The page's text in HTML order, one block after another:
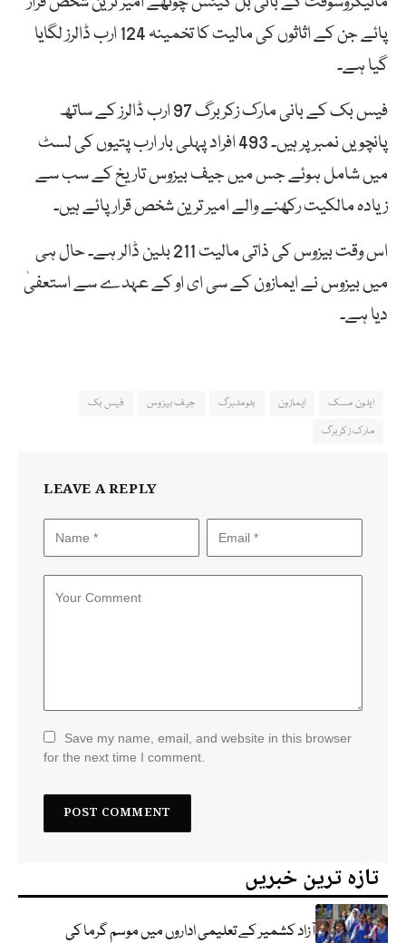
پائے جن کے اثاثوں کی مالیت کا تخمینہ 124 ارب ڈالرز لگایا
گیا ہے۔
فیس بک کے بانی مارک زکربرگ 97 ارب ڈالرز کے ساتھ
پانچویں نمبر پر ہیں۔ 493 افراد پہلی بار ارب پتیوں کی لسٹ
میں شامل ہوئے جس میں جیف بیزوس تاریخ کے سب سے
زیادہ مالکیت رکھنے والے امیر ترین شخص قرار پائے ہیں۔
اس وقت بیزوس کی ذاتی مالیت 211 بلین ڈالر ہے۔ حال ہی
میں بیزوس نے ایمازون کے سی ای او کے عہدے سے استعفیٰ
دیا ہے۔
ایلون مسک ایمازون بلوملبرگ جیف بیزوس
فیس بک
مارک زکربرگ
LEAVE A REPLY
Save my name, email, and website in this browser
for the next time I comment.
تازہ ترین خبریں
آزاد کشمیر کے تعلیمی اداروں میں موسم گرما کی